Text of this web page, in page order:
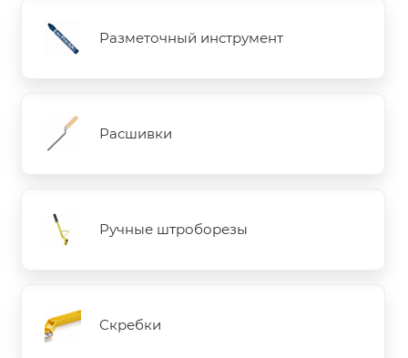
Разметочный инструмент
Расшивки
Ручные штроборезы
Скребки